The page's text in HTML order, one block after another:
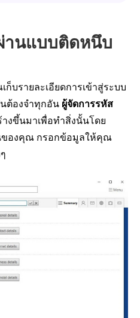
านแบบติดหนึบ
บรายละเอียดการเข้าสู่ระบบ
ต้องจำทุกอัน ผู้จัดการรหัส
างขึ้นมาเพื่อทำสิ่งนั้นโดย
ของคุณ กรอกข้อมูลให้คุณ